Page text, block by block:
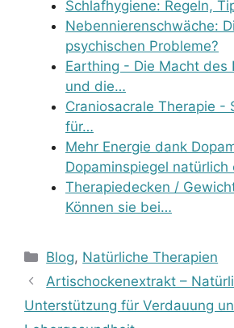
Schlafhygiene: Regeln,
Nebennierenschwäche:
psychischen Probleme?
Earthing - Die Macht des
und die…
Craniosacrale Therapie -
für…
Mehr Energie dank
Dopaminspiegel natürlich
Therapiedecken /
Können sie bei…
Kategorien
Blog, Natürliche Therapien
Artischockenextrakt –
Unterstützung für Verdauung